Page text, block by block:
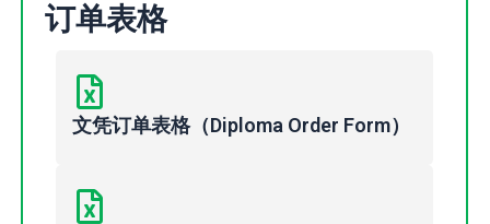
订单表格
文凭订单表格（Diploma Order Form）